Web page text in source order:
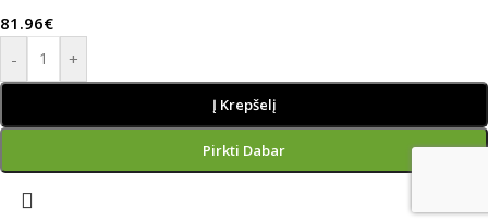
81.96€
-
+
Į Krepšelį
Pirkti Dabar